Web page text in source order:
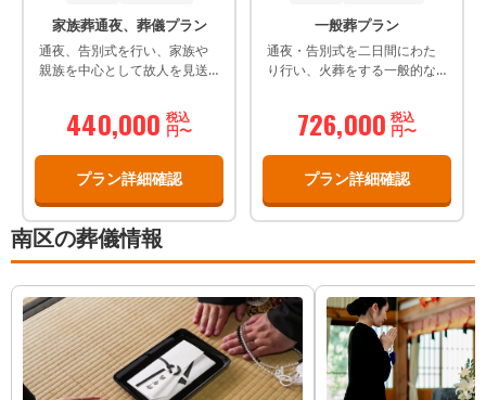
家族葬通夜、葬儀プラン
通夜、告別式を行い、家族や
親族を中心として故人を見送
440,000 税込
円〜
プラン詳細確認
一般葬プラン
通夜・告別式を二日間にわた
り行い、火葬をする一般的な
726,000 税込
円〜
プラン詳細確認
南区の葬儀情報